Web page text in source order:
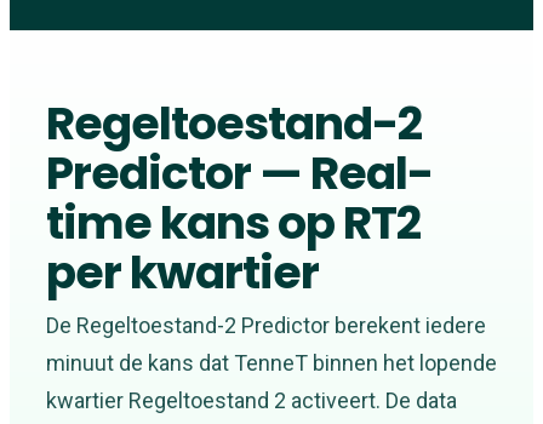
Regeltoestand-2
Predictor — Real-
time kans op RT2
per kwartier
De Regeltoestand-2 Predictor berekent iedere
minuut de kans dat TenneT binnen het lopende
kwartier Regeltoestand 2 activeert. De data